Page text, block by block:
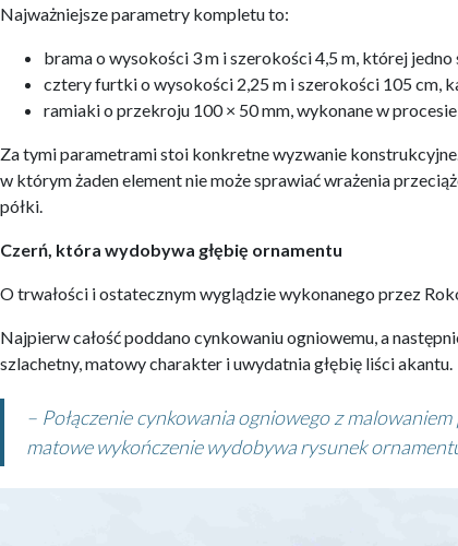
Najważniejsze parametry kompletu to:
brama o wysokości 3 m i szerokości 4,5 m, której jedno
cztery furtki o wysokości 2,25 m i szerokości 105 cm,
ramiaki o przekroju 100 × 50 mm, wykonane w
Za tymi parametrami stoi konkretne wyzwanie
w którym żaden element nie może sprawiać wrażenia
półki.
Czerń, która wydobywa głębię ornamentu
O trwałości i ostatecznym wyglądzie wykonanego przez
Najpierw całość poddano cynkowaniu ogniowemu, a
szlachetny, matowy charakter i uwydatnia głębię liści akantu.
– Połączenie cynkowania ogniowego z
matowe wykończenie wydobywa rysunek